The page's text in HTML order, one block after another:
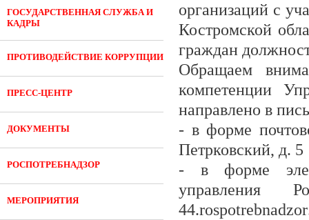
ГОСУДАРСТВЕННАЯ СЛУЖБА И
КАДРЫ
ПРОТИВОДЕЙСТВИЕ КОРРУПЦИИ
ПРЕСС-ЦЕНТР
ДОКУМЕНТЫ
РОСПОТРЕБНАДЗОР
МЕРОПРИЯТИЯ
организаций с
Костромской
граждан
Обращаем
компетенции
направлено в
- в форме
Петрковский, д. 5
- в форме
управления
44.rospotrebnadzor